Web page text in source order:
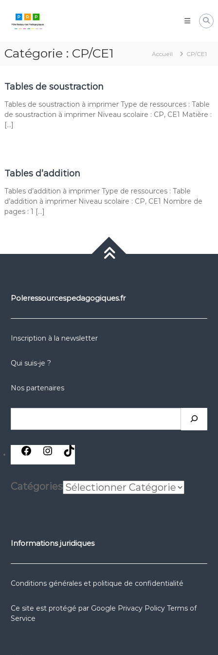
contenu
Pôle
Ressources
les
compétences
vos
Catégorie : CP/CE1 Accueil CP/CE1
Tables de soustraction
Tables de soustraction à imprimer Type de ressources : Table
de soustraction à imprimer Niveau scolaire : CP, CE1 Matière :
[…]
Tables d’addition
Tables d’addition à imprimer Type de ressources : Table
d’addition à imprimer Niveau scolaire : CP, CE1 Nombre de
pages : 1 […]
Poleressourcespedagogiques.fr
Inscription à la newsletter
Qui suis-je ?
Nos partenaires
réseaux réseaux
sociaux
réseaux
Catégories
Informations juridiques
Conditions générales et politique de confidentialité
Ce site est protégé par Google Privacy Policy Terms of
Service